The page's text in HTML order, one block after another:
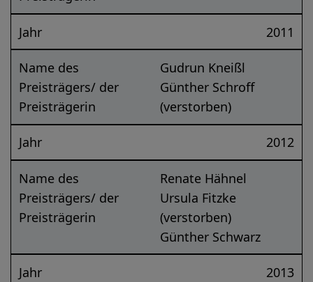
Jahr 2011
Name des
Preisträgers/ der
Preisträgerin
Gudrun Kneißl
Günther Schroff
(verstorben)
Jahr 2012
Name des
Preisträgers/ der
Preisträgerin
Renate Hähnel
Ursula Fitzke
(verstorben)
Günther Schwarz
Jahr 2013